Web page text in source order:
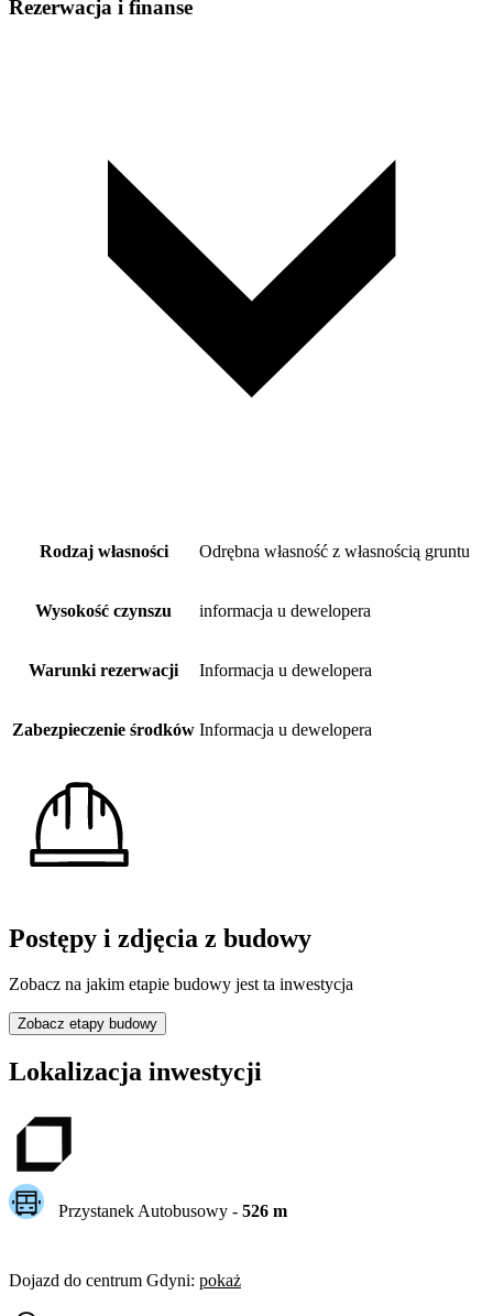
Rezerwacja i finanse
Rodzaj własności Odrębna własność z własnością gruntu
Wysokość czynszu informacja u dewelopera
Warunki rezerwacji Informacja u dewelopera
Zabezpieczenie środków Informacja u dewelopera
Postępy i zdjęcia z budowy
Zobacz na jakim etapie budowy jest ta inwestycja
Zobacz etapy budowy
Lokalizacja inwestycji
Przystanek Autobusowy - 526m
Dojazd do centrum Gdyni: pokaż